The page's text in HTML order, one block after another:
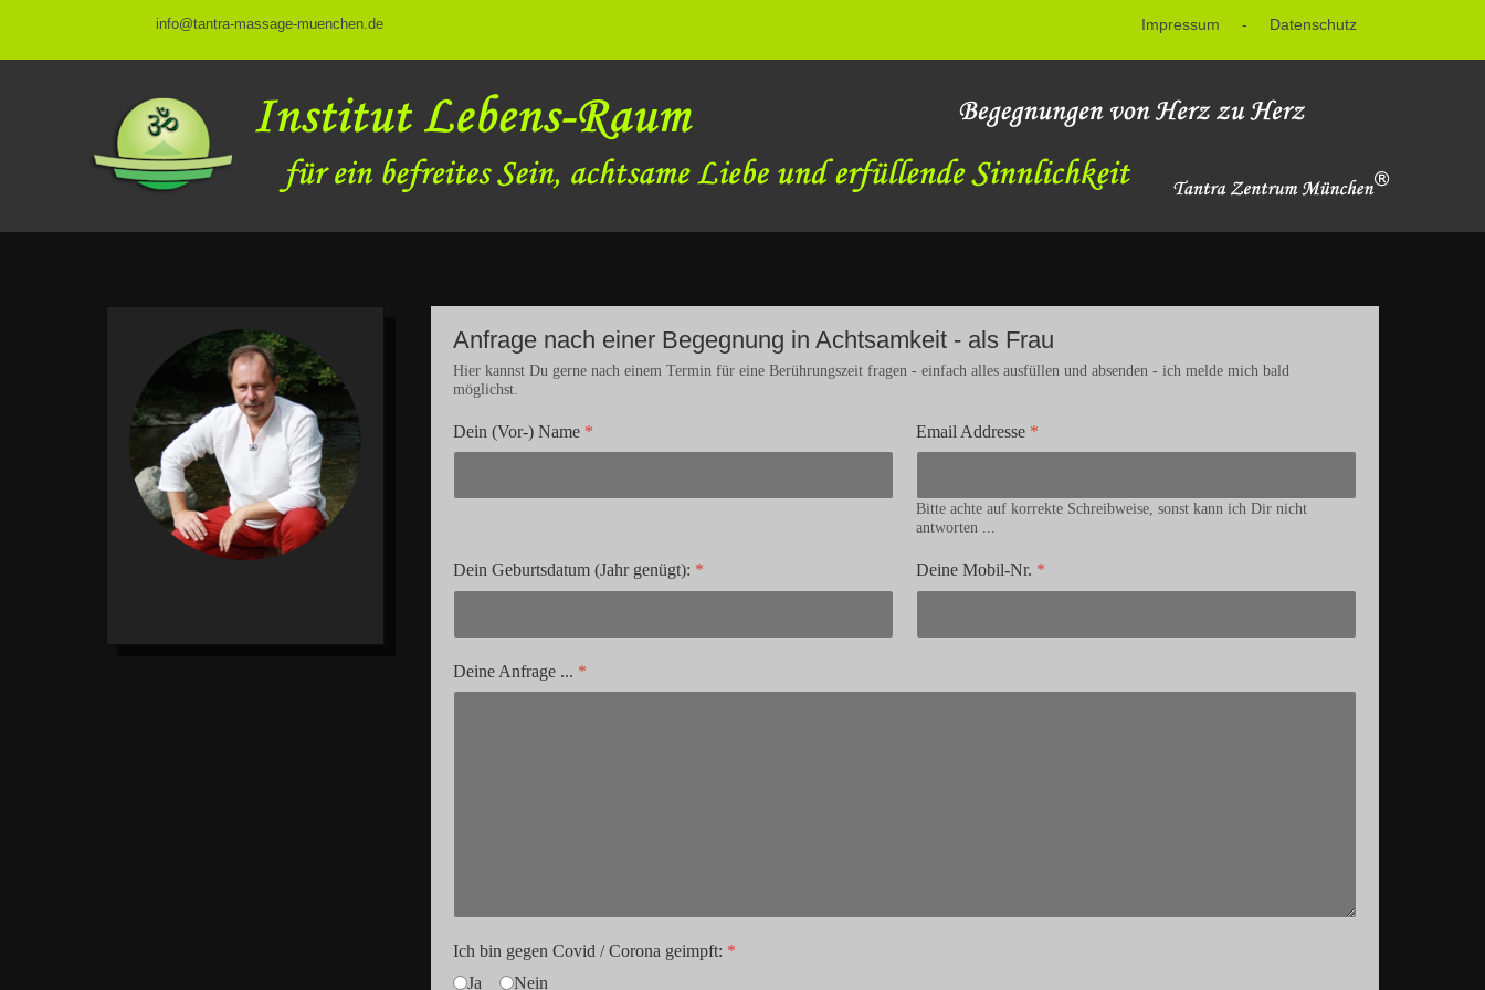
info@tantra-massage-muenchen.de Impressum - Datenschutz
Anfrage nach einer Begegnung in Achtsamkeit - als Frau
Hier kannst Du gerne nach einem Termin für eine Berührungszeit fragen - einfach alles ausfüllen und absenden - ich melde mich bald
möglichst.
Dein (Vor-) Name * Email Addresse *
Bitte achte auf korrekte Schreibweise, sonst kann ich Dir nicht
antworten ...
Dein Geburtsdatum (Jahr genügt): * Deine Mobil-Nr. *
Deine Anfrage ... *
Ich bin gegen Covid / Corona geimpft: *
Ja
Nein